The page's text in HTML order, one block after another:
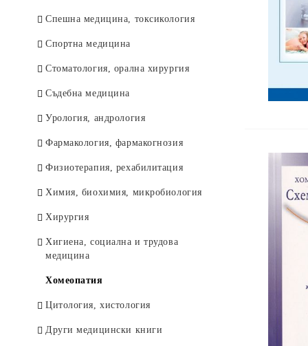
Спешна медицина, токсикология
Спортна медицина
Стоматология, орална хирургия
Съдебна медицина
Урология, андрология
Фармакология, фармакогнозия
Физиотерапия, рехабилитация
Химия, биохимия, микробиология
Хирургия
Хигиена, социална и трудова
медицина
Хомеопатия
Цитология, хистология
Други медицински книги